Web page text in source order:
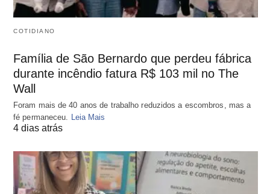
COTIDIANO
Família de São Bernardo que perdeu fábrica
durante incêndio fatura R$ 103 mil no The
Wall
Foram mais de 40 anos de trabalho reduzidos a escombros, mas a
fé permaneceu.
Leia Mais
4 dias atrás